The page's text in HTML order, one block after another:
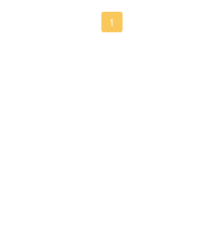
にて、シエラレオネでの現
1